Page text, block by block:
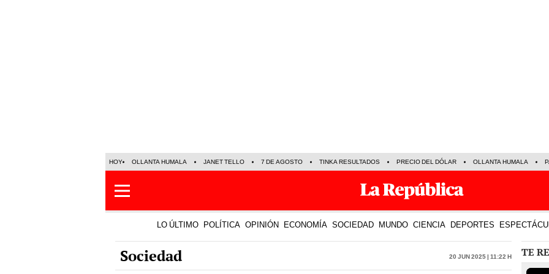
HOY OLLANTA HUMALA JANET TELLO 7 DE AGOSTO TINKA RESULTADOS PRECIO DEL DÓLAR OLLANTA HUMALA
LO ÚLTIMO POLÍTICA OPINIÓN ECONOMÍA SOCIEDAD MUNDO CIENCIA DEPORTES
Sociedad 20 Jun 2025 | 11:22 h TE